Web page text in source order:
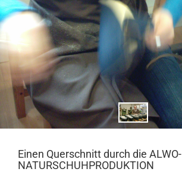
Einen Querschnitt durch die ALWO-
NATURSCHUHPRODUKTION